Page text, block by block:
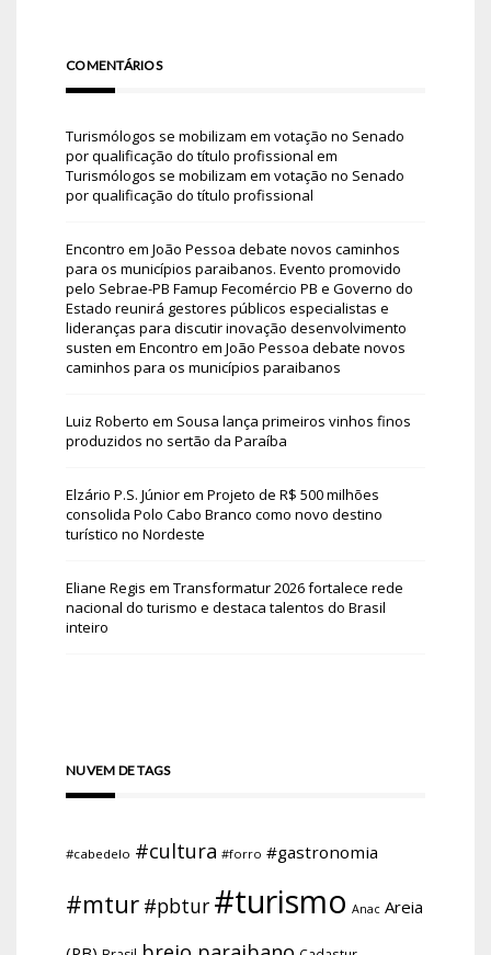
COMENTÁRIOS
Turismólogos se mobilizam em votação no Senado
por qualificação do título profissional em
Turismólogos se mobilizam em votação no Senado
por qualificação do título profissional
Encontro em João Pessoa debate novos caminhos
para os municípios paraibanos. Evento promovido
pelo Sebrae-PB Famup Fecomércio PB e Governo do
Estado reunirá gestores públicos especialistas e
lideranças para discutir inovação desenvolvimento
susten em Encontro em João Pessoa debate novos
caminhos para os municípios paraibanos
Luiz Roberto em Sousa lança primeiros vinhos finos
produzidos no sertão da Paraíba
Elzário P.S. Júniorem Projeto de R$ 500 milhões
consolida Polo Cabo Branco como novo destino
turístico no Nordeste
Eliane Regis em Transformatur 2026 fortalece rede
nacional do turismo e destaca talentos do Brasil
inteiro
NUVEM DE TAGS
#cabedelo #cultura #forro #gastronomia
#mtur #pbtur #turismo Anac Areia